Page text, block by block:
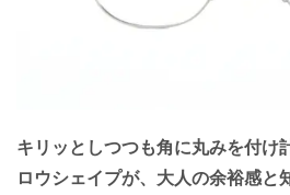
キリッとしつつも角に丸みを付け
ロウシェイプが、大人の余裕感と